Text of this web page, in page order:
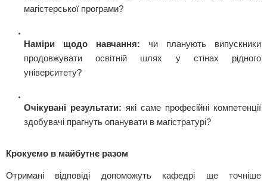
магістерської програми?
Наміри щодо навчання: чи планують випускники
продовжувати освітній шлях у стінах рідного
університету?
Очікувані результати: які саме професійні компетенції
здобувачі прагнуть опанувати в магістратурі?
Крокуємо в майбутнє разом
Отримані відповіді допоможуть кафедрі ще точніше